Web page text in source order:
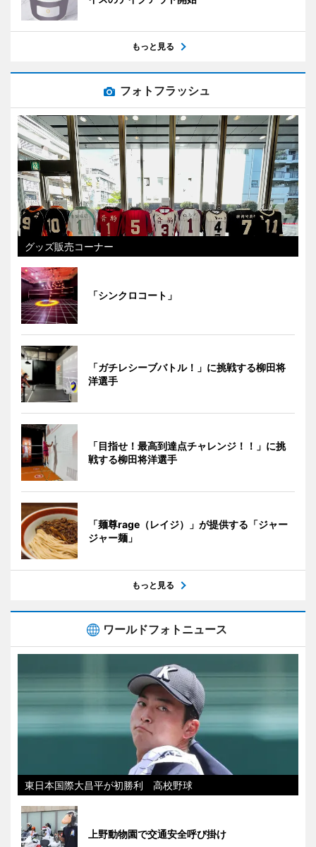
もっと見る
フォトフラッシュ
グッズ販売コーナー
「シンクロコート」
「ガチレシーブバトル！」に挑戦する柳田将
洋選手
「目指せ！最高到達点チャレンジ！！」に挑
戦する柳田将洋選手
「麺尊rage（レイジ）」が提供する「ジャー
ジャー麺」
もっと見る
ワールドフォトニュース
東日本国際大昌平が初勝利 高校野球
上野動物園で交通安全呼び掛け